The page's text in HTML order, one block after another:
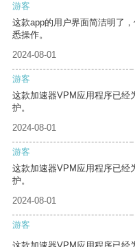
游客
这款app的用户界面简洁明了
悉操作。
2024-08-01
游客
这款加速器VPM应用程序已经
护。
2024-08-01
游客
这款加速器VPM应用程序已经
护。
2024-08-01
游客